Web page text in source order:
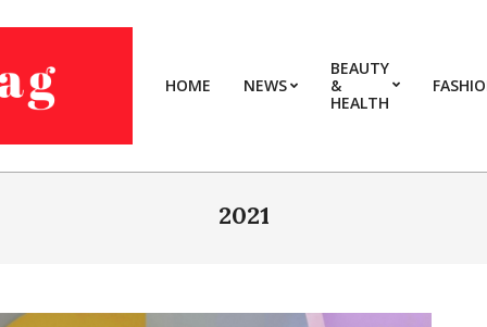
HOME NEWS
BEAUTY
&
HEALTH
2021